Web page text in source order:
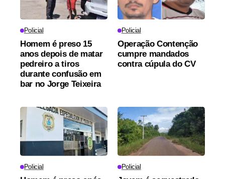
Policial
Homem é preso 15
anos depois de matar
pedreiro a tiros
durante confusão em
bar no Jorge Teixeira
Policial
Operação Contenção
cumpre mandados
contra cúpula do CV
Policial Policial